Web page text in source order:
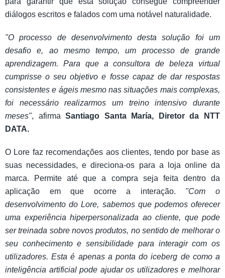
diálogos escritos e falados com uma notável naturalidade.
"O processo de desenvolvimento desta solução foi um
desafio e, ao mesmo tempo, um processo de grande
aprendizagem. Para que a consultora de beleza virtual
cumprisse o seu objetivo e fosse capaz de dar respostas
consistentes e ágeis mesmo nas situações mais complexas,
foi necessário realizarmos um treino intensivo durante
meses", afirmaSantiago Santa María, Diretor da NTT
DATA.
O Lore faz recomendações aos clientes, tendo por base as
suas necessidades, e direciona-os para a loja online da
marca. Permite até que a compra seja feita dentro da
aplicação em que ocorre a interação. "Com o
desenvolvimento do Lore, sabemos que podemos oferecer
uma experiência hiperpersonalizada ao cliente, que pode
ser treinada sobre novos produtos, no sentido de melhorar o
seu conhecimento e sensibilidade para interagir com os
utilizadores. Esta é apenas a ponta do iceberg de como a
inteligência artificial pode ajudar os utilizadores e melhorar